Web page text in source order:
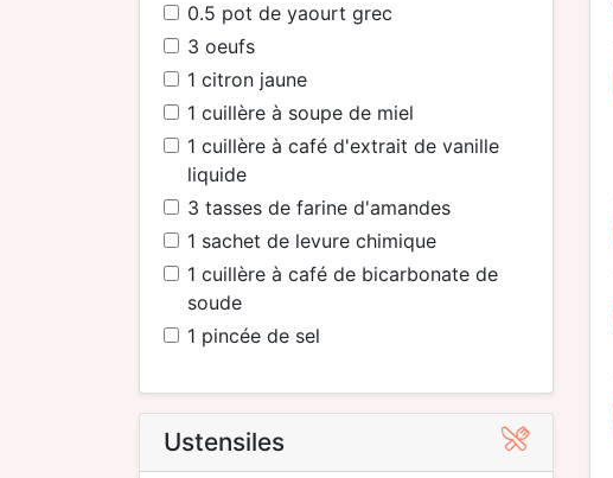
0.5 pot de yaourt grec
3 oeufs
1 citron jaune
1 cuillère à soupe de miel
1 cuillère à café d'extrait de vanille
liquide
3 tasses de farine d'amandes
1 sachet de levure chimique
1 cuillère à café de bicarbonate de
soude
1 pincée de sel
Ustensiles